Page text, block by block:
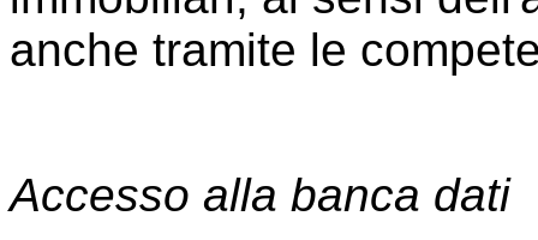
anche tramite le
Accesso alla banca dati